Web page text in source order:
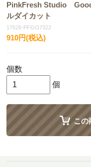
PinkFresh Studio
ルダイカット
17626-PFGO7322
910円(税込)
個数
個
この